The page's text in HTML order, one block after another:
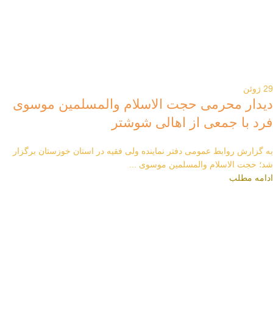
29 ژوئن
دیدار محرمی حجت الاسلام والمسلمین موسوی
فرد با جمعی از اهالی شوشتر
به گزارش روابط عمومی دفتر نماینده ولی فقیه در استان خوزستان برگزار
شد؛ حجت الاسلام والمسلمین موسوی ...
ادامه مطلب